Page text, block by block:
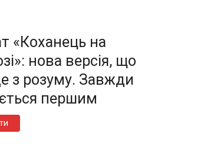
«Коханець на
нова версія, що
з розуму. Завжди
першим